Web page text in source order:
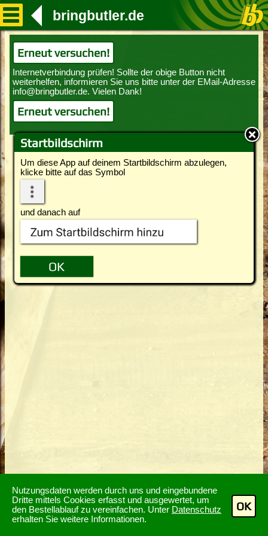
Nutzungsdaten werden durch uns und eingebundene
Dritte mittels Cookies erfasst und ausgewertet, um
den Bestellablauf zu vereinfachen. Unter Datenschutz
erhalten Sie weitere Informationen.
OK
Startbildschirm
Um diese App auf deinem Startbildschirm abzulegen,
klicke bitte auf das Symbol
und danach auf
bringbutler.de
Erneut versuchen!
Erneut versuchen!